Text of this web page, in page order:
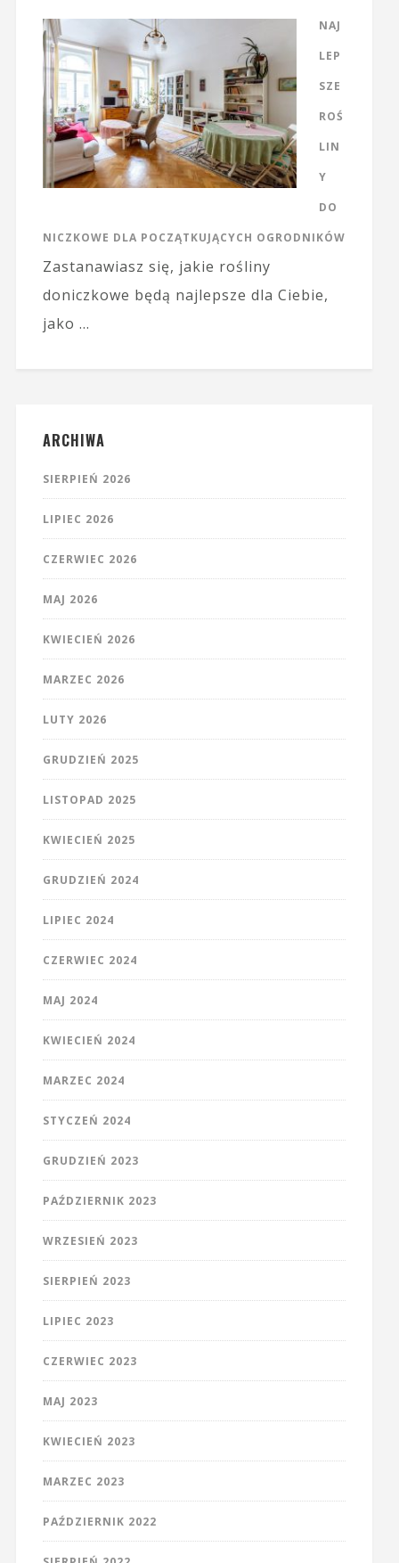
NAJ
LEP
SZE
ROŚ
LIN
Y
DO
NICZKOWE DLA POCZĄTKUJĄCYCH OGRODNIKÓW
Zastanawiasz się, jakie rośliny
doniczkowe będą najlepsze dla Ciebie,
jako …
ARCHIWA
SIERPIEŃ 2026
LIPIEC 2026
CZERWIEC 2026
MAJ 2026
KWIECIEŃ 2026
MARZEC 2026
LUTY 2026
GRUDZIEŃ 2025
LISTOPAD 2025
KWIECIEŃ 2025
GRUDZIEŃ 2024
LIPIEC 2024
CZERWIEC 2024
MAJ 2024
KWIECIEŃ 2024
MARZEC 2024
STYCZEŃ 2024
GRUDZIEŃ 2023
PAŹDZIERNIK 2023
WRZESIEŃ 2023
SIERPIEŃ 2023
LIPIEC 2023
CZERWIEC 2023
MAJ 2023
KWIECIEŃ 2023
MARZEC 2023
PAŹDZIERNIK 2022